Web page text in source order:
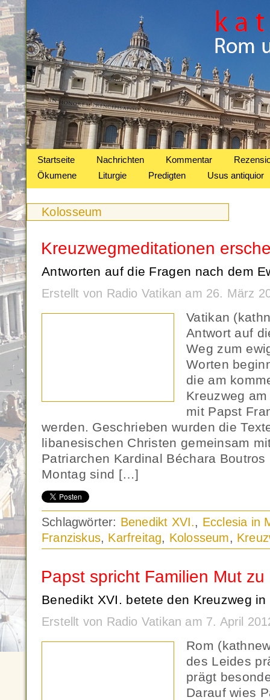
Startseite Nachrichten Kommentar
Ökumene
Liturgie Predigten Usus antiquior
Kolosseum
Kreuzwegmeditationen
Antworten auf die Fragen nach dem
Erstellt von Radio Vatikan am 26. März
Vatikan
Antwort auf
Weg zum
Worten
die am
Kreuzweg
mit Papst
werden. Geschrieben wurden die
libanesischen Christen gemeinsam
Patriarchen Kardinal Béchara
Montag sind […]
Schlagwörter: Benedikt XVI., Ecclesia in
Franziskus, Karfreitag, Kolosseum,
Papst spricht Familien Mut zu
Benedikt XVI. betete den Kreuzweg in
Erstellt von Radio Vatikan am 7. April
Rom
des Leides
prägt
Darauf wies